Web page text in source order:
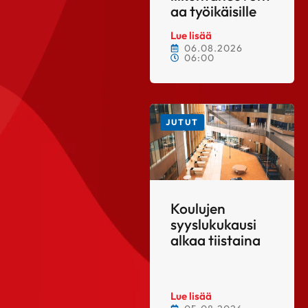
aa työikäisille
Lue lisää
06.08.2026
06:00
JUTUT
Koulujen
syyslukukausi
alkaa tiistaina
Lue lisää